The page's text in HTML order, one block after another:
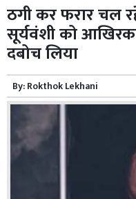
ठगी कर फरार चल
सूर्यवंशी को
दबोच लिया
By:Rokthok Lekhani